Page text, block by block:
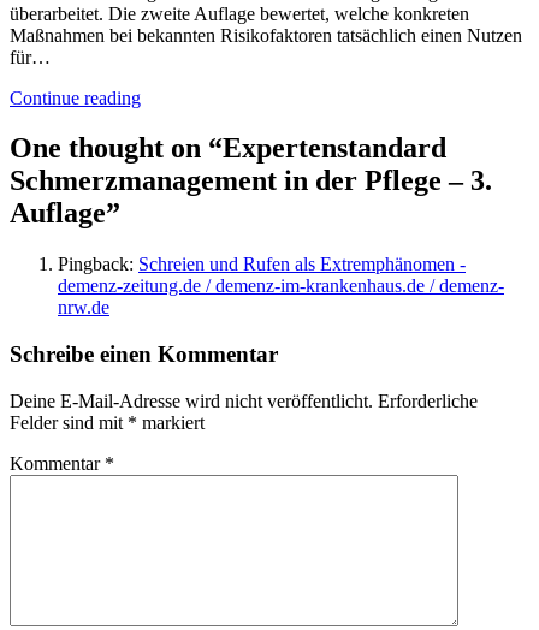
überarbeitet. Die zweite Auflage bewertet, welche konkreten
Maßnahmen bei bekannten Risikofaktoren tatsächlich einen Nutzen
für…
Continue reading
One thought on “Expertenstandard
Schmerzmanagement in der Pflege – 3.
Auflage”
Pingback: Schreien und Rufen als Extremphänomen -
demenz-zeitung.de / demenz-im-krankenhaus.de / demenz-
nrw.de
Schreibe einen Kommentar
Deine E-Mail-Adresse wird nicht veröffentlicht. Erforderliche
Felder sind mit * markiert
Kommentar *